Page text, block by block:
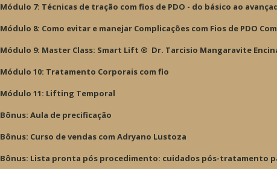
Módulo 7: Técnicas de tração com fios de PDO - do básico ao
Módulo 8: Como evitar e manejar Complicações com Fios de PDO
Módulo 9: Master Class: Smart Lift ® ️ Dr. Tarcisio Mangaravite
Módulo 10: Tratamento Corporais com fio
Módulo 11: Lifting Temporal
Bônus: Aula de precificação
Bônus: Curso de vendas com Adryano Lustoza
Bônus: Lista pronta pós procedimento: cuidados pós-tratamento